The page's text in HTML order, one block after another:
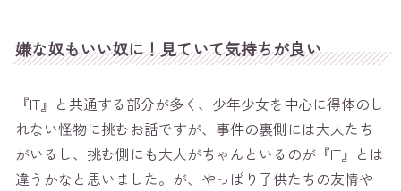
嫌な奴もいい奴に！見ていて気持ちが良い
『IT』と共通する部分が多く、少年少女を中心に得体のし
れない怪物に挑むお話ですが、事件の裏側には大人たち
がいるし、挑む側にも大人がちゃんといるのが『IT』とは
違うかなと思いました。が、やっぱり子供たちの友情や